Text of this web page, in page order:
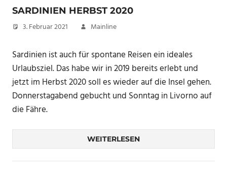
SARDINIEN HERBST 2020
3. Februar 2021 Mainline
Sardinien ist auch für spontane Reisen ein ideales
Urlaubsziel. Das habe wir in 2019 bereits erlebt und
jetzt im Herbst 2020 soll es wieder auf die Insel gehen.
Donnerstagabend gebucht und Sonntag in Livorno auf
die Fähre.
WEITERLESEN